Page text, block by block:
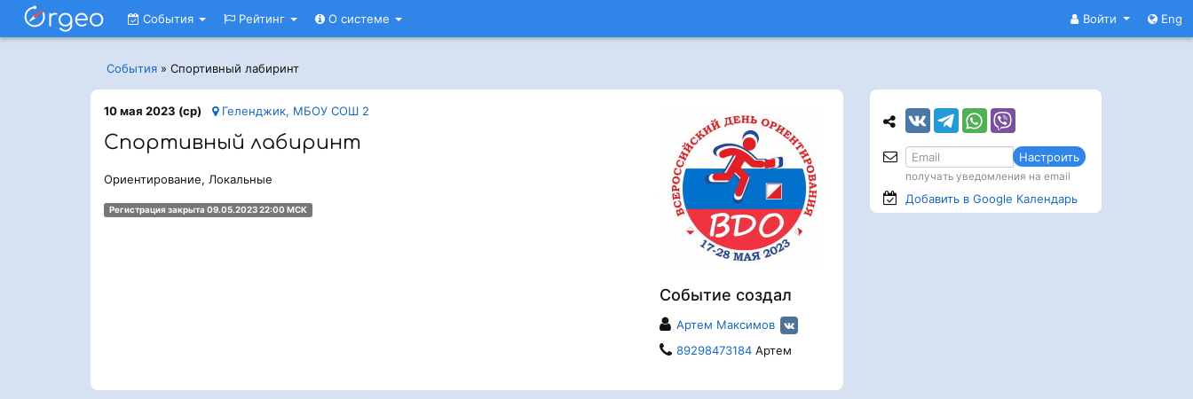
Войти Eng
События Рейтинг О системе
События » Спортивный лабиринт
Событие создал
Артем Максимов
89298473184Артем
10 мая 2023 (ср) Геленджик, МБОУ СОШ 2
Спортивный лабиринт
Ориентирование, Локальные
Регистрация закрыта 09.05.2023 22:00 МСК
Настроить
получать уведомления на email
Добавить в Google Календарь